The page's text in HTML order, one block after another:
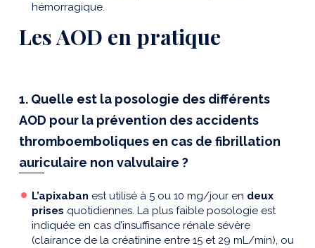
hémorragique.
Les AOD en pratique
1. Quelle est la posologie des différents
AOD pour la prévention des accidents
thromboemboliques en cas de fibrillation
auriculaire non valvulaire ?
L’apixaban est utilisé à 5 ou 10 mg/jour en deux
prises quotidiennes. La plus faible posologie est
indiquée en cas d’insuffisance rénale sévère
(clairance de la créatinine entre 15 et 29 mL/min), ou